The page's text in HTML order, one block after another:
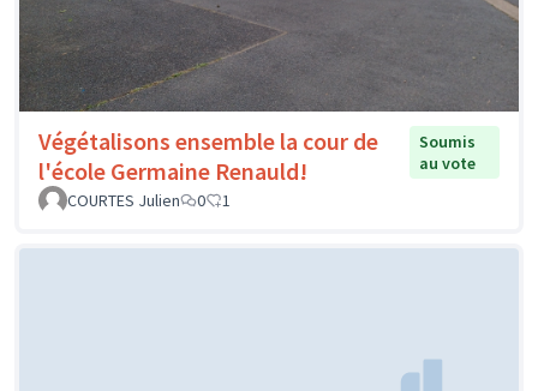
Végétalisons ensemble la cour de
l'école Germaine Renauld!
Soumis
au vote
COURTES Julien
0 1